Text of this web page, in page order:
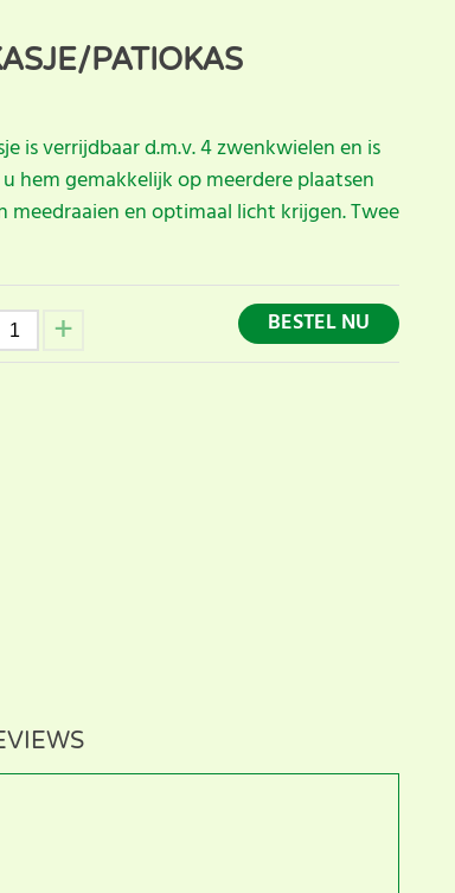
PATIOKAS
is verrijdbaar d.m.v. 4 zwenkwielen en is
hem gemakkelijk op meerdere plaatsen
en optimaal licht krijgen. Twee
BESTEL NU